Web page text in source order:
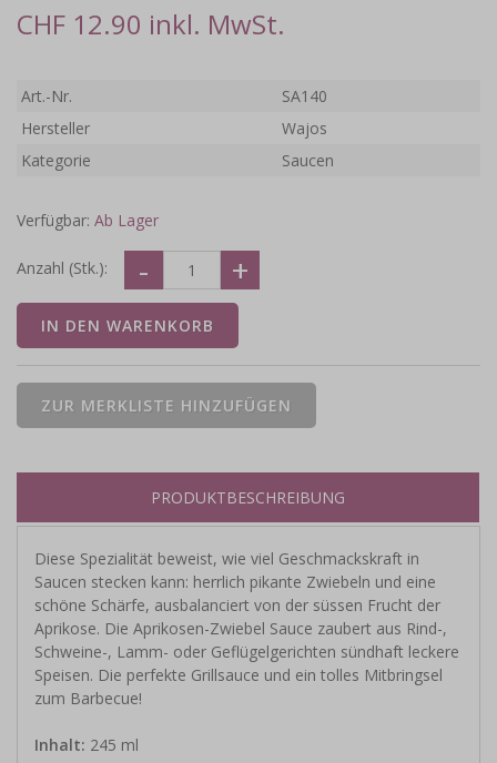
CHF 12.90 inkl. MwSt.
Art.-Nr.
SA140
Hersteller
Wajos
Kategorie
Saucen
Verfügbar: Ab Lager
Anzahl (Stk.):
PRODUKTBESCHREIBUNG
Diese Spezialität beweist, wie viel Geschmackskraft in
Saucen stecken kann: herrlich pikante Zwiebeln und eine
schöne Schärfe, ausbalanciert von der süssen Frucht der
Aprikose. Die Aprikosen-Zwiebel Sauce zaubert aus Rind-,
Schweine-, Lamm- oder Geflügelgerichten sündhaft leckere
Speisen. Die perfekte Grillsauce und ein tolles Mitbringsel
zum Barbecue!
Inhalt: 245 ml